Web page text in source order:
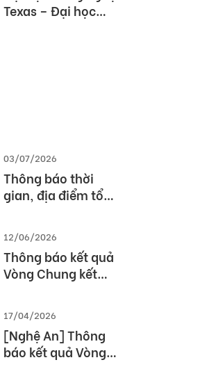
Texas – Đại học
03/07/2026
Thông báo thời
gian, địa điểm tổ
TOEFL Challenge
năm học 2025 –
2026
12/06/2026
Thông báo kết quả
Vòng Chung kết
năm học 2025 –
2026
17/04/2026
[Nghệ An] Thông
báo kết quả Vòng